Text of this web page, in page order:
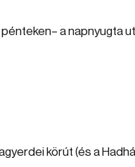
a napnyugta
körút (és a